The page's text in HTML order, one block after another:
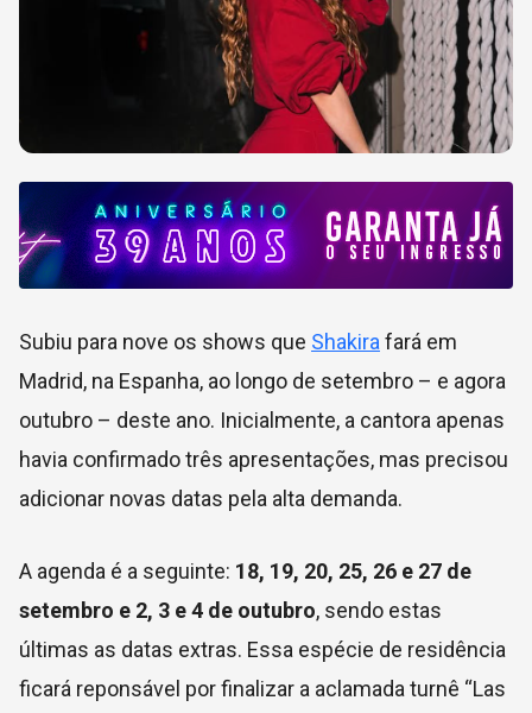
Subiu para nove os shows que Shakira fará em
Madrid, na Espanha, ao longo de setembro – e agora
outubro – deste ano. Inicialmente, a cantora apenas
havia confirmado três apresentações, mas precisou
adicionar novas datas pela alta demanda.
A agenda é a seguinte: 18, 19, 20, 25, 26 e 27 de
setembro e 2, 3 e 4 de outubro, sendo estas
últimas as datas extras. Essa espécie de residência
ficará reponsável por finalizar a aclamada turnê “Las